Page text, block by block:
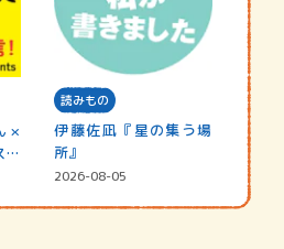
×
ペ
読みもの
伊藤佐凪『星の集う場
所』
2026-08-05